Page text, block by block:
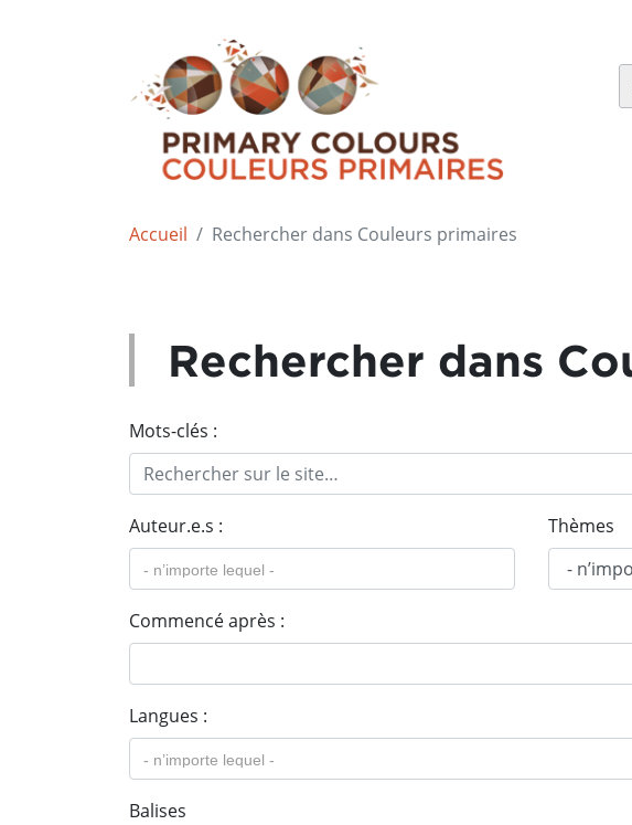
Accueil Rechercher dans Couleurs primaires
Rechercher dans
Mots-clés :
Auteur.e.s : Thèmes
Commencé après :
Langues :
Balises